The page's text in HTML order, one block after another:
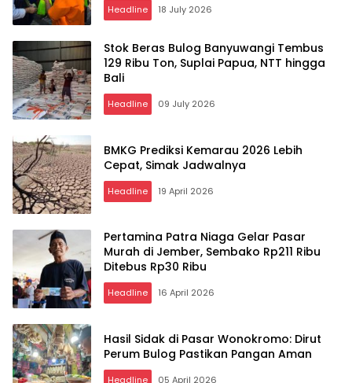
Headline 18 July 2026
Stok Beras Bulog Banyuwangi Tembus
129 Ribu Ton, Suplai Papua, NTT hingga
Bali
Headline 09 July 2026
BMKG Prediksi Kemarau 2026 Lebih
Cepat, Simak Jadwalnya
Headline 19 April 2026
Pertamina Patra Niaga Gelar Pasar
Murah di Jember, Sembako Rp211 Ribu
Ditebus Rp30 Ribu
Headline 16 April 2026
Hasil Sidak di Pasar Wonokromo: Dirut
Perum Bulog Pastikan Pangan Aman
Headline 05 April 2026